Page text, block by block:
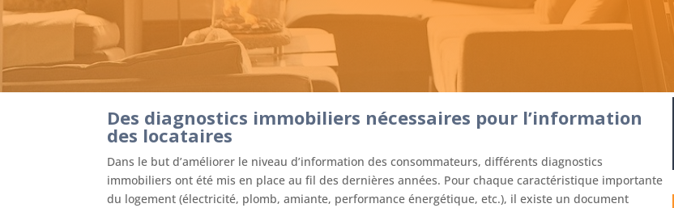
Des diagnostics immobiliers nécessaires pour l’information
des locataires
Dans le but d’améliorer le niveau d’information des consommateurs, différents diagnostics
immobiliers ont été mis en place au fil des dernières années. Pour chaque caractéristique importante
du logement (électricité, plomb, amiante, performance énergétique, etc.), il existe un document